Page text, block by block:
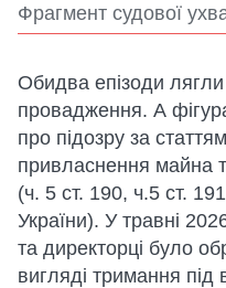
Фрагмент судової
Обидва епізоди
провадження. А
про підозру за
привласнення майна
(ч. 5 ст. 190, ч.5 ст.
України). У травні
та директорці було
вигляді тримання